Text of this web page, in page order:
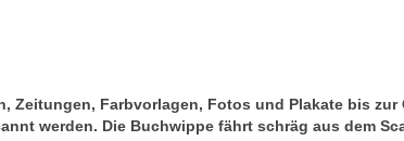
Zeitungen, Farbvorlagen, Fotos und Plakate bis zur
werden. Die Buchwippe fährt schräg aus dem